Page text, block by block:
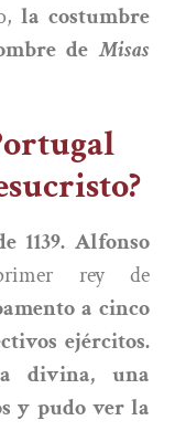
la costumbre
deMisas
1139. Alfonso
rey de
a cinco
ejércitos.
divina, una
y pudo ver la